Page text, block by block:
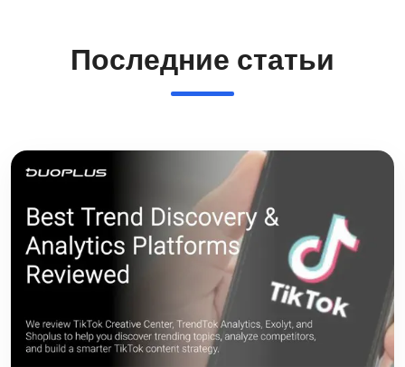
Последние статьи